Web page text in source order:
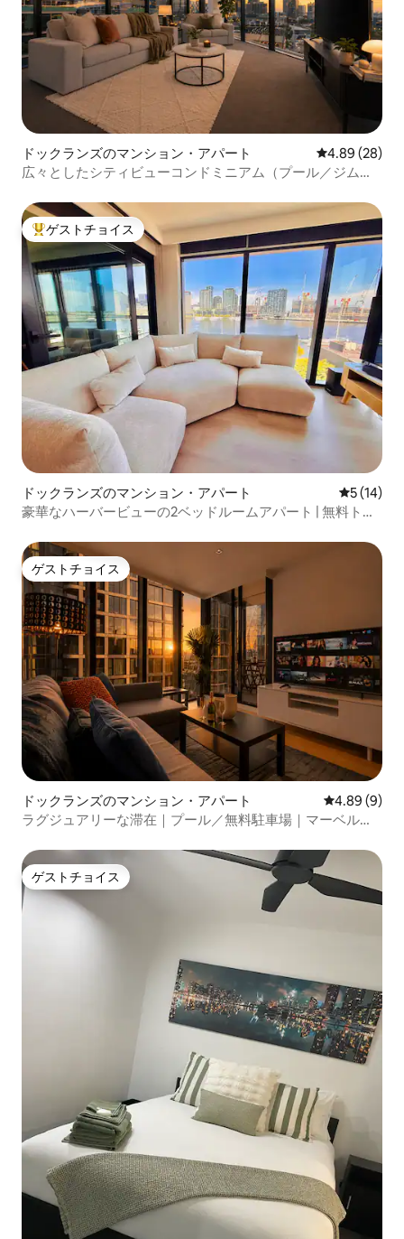
ドックランズのマンション・アパート レビュー28
4.89 (28)
広々としたシティビューコンドミニアム（プール／ジム付
大好評のゲストチョイスです。
ゲストチョイス
ドックランズのマンション・アパート レビュー
5 (14)
豪華なハーバービューの2ベッドルームアパート | 無料トラ
ゲストチョイス
ゲストチョイス
ドックランズのマンション・アパート レビュー9件
4.89 (9)
ラグジュアリーな滞在｜プール／無料駐車場｜マーベルス
ゲストチョイス
ゲストチョイス